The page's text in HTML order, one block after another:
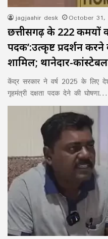
jagjaahir desk October 31,
छत्तीसगढ़ के 222 कर्मियों
पदक’:उत्कृष्ट प्रदर्शन
शामिल; थानेदार-
केंद्र सरकार ने वर्ष 2025 के लिए
गृहमंत्री दक्षता पदक देने की घोषणा…